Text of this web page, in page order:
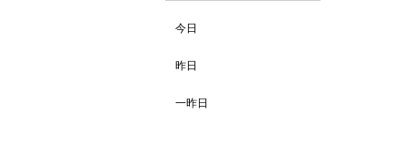
今日
昨日
一昨日